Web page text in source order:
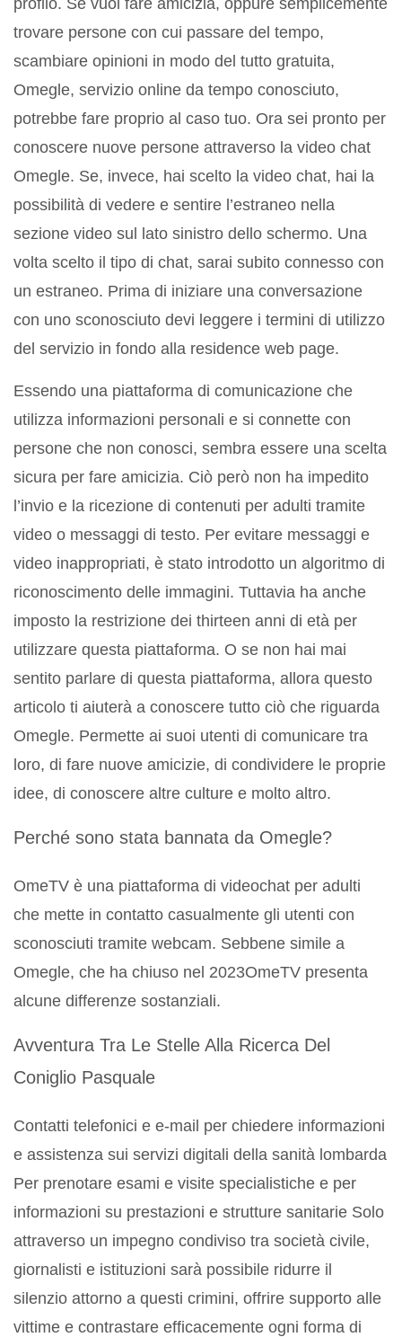
profilo. Se vuoi fare amicizia, oppure semplicemente
trovare persone con cui passare del tempo,
scambiare opinioni in modo del tutto gratuita,
Omegle, servizio online da tempo conosciuto,
potrebbe fare proprio al caso tuo. Ora sei pronto per
conoscere nuove persone attraverso la video chat
Omegle. Se, invece, hai scelto la video chat, hai la
possibilità di vedere e sentire l’estraneo nella
sezione video sul lato sinistro dello schermo. Una
volta scelto il tipo di chat, sarai subito connesso con
un estraneo. Prima di iniziare una conversazione
con uno sconosciuto devi leggere i termini di utilizzo
del servizio in fondo alla residence web page.
Essendo una piattaforma di comunicazione che
utilizza informazioni personali e si connette con
persone che non conosci, sembra essere una scelta
sicura per fare amicizia. Ciò però non ha impedito
l’invio e la ricezione di contenuti per adulti tramite
video o messaggi di testo. Per evitare messaggi e
video inappropriati, è stato introdotto un algoritmo di
riconoscimento delle immagini. Tuttavia ha anche
imposto la restrizione dei thirteen anni di età per
utilizzare questa piattaforma. O se non hai mai
sentito parlare di questa piattaforma, allora questo
articolo ti aiuterà a conoscere tutto ciò che riguarda
Omegle. Permette ai suoi utenti di comunicare tra
loro, di fare nuove amicizie, di condividere le proprie
idee, di conoscere altre culture e molto altro.
Perché sono stata bannata da Omegle?
OmeTV è una piattaforma di videochat per adulti
che mette in contatto casualmente gli utenti con
sconosciuti tramite webcam. Sebbene simile a
Omegle, che ha chiuso nel 2023OmeTV presenta
alcune differenze sostanziali.
Avventura Tra Le Stelle Alla Ricerca Del
Coniglio Pasquale
Contatti telefonici e e-mail per chiedere informazioni
e assistenza sui servizi digitali della sanità lombarda
Per prenotare esami e visite specialistiche e per
informazioni su prestazioni e strutture sanitarie Solo
attraverso un impegno condiviso tra società civile,
giornalisti e istituzioni sarà possibile ridurre il
silenzio attorno a questi crimini, offrire supporto alle
vittime e contrastare efficacemente ogni forma di